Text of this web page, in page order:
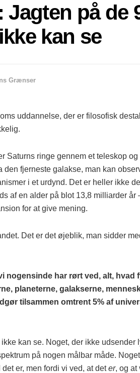
på de
kan se
Grænser
uddannelse, der er filosofisk
Saturns ringe gennem et teleskop
den fjerneste galakse, man kan
i et urdynd. Det er heller ikke
af en alder på blot 13,8 milliarder år
for at give mening.
Det er det øjeblik, man sidder
nogensinde har rørt ved, alt, hvad
planeterne, galakserne,
tilsammen omtrent 5% af
kan se. Noget, der ikke udsender
på nogen målbar måde.
er, men fordi vi ved, at deter, og at